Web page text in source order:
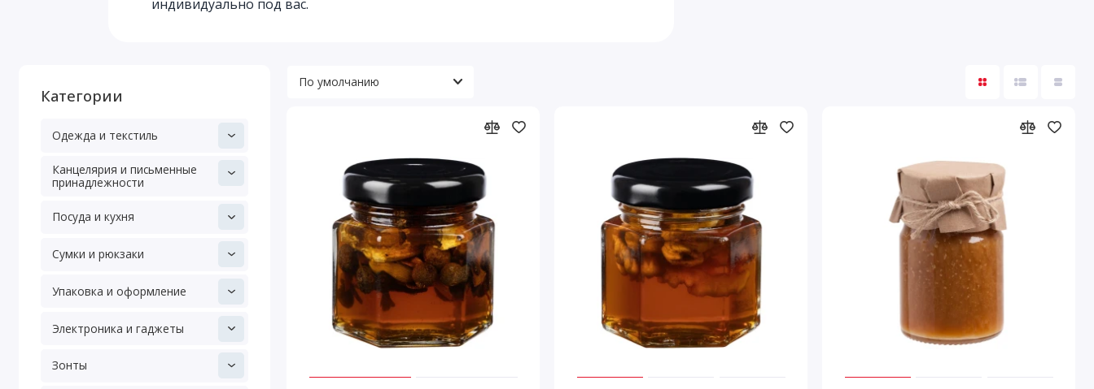
индивидуально под вас.
Категории
Одежда и текстиль
Канцелярия и письменные
принадлежности
Посуда и кухня
Сумки и рюкзаки
Упаковка и оформление
Электроника и гаджеты
Зонты